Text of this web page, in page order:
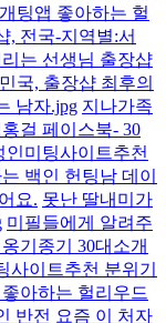
팅앱 좋아하는 헐
, 전국-지역별:서
는 선생님 출장샵
국, 출장샵 최후의
남자.jpg 지나가족
걸 페이스북- 30
미팅사이트추천
백인 헌팅남 데이
요. 못난 딸내미가
미필들에게 알려주
기종기 30대소개
사이트추천 분위기
아하는 헐리우드
반전 요즘 이 처자